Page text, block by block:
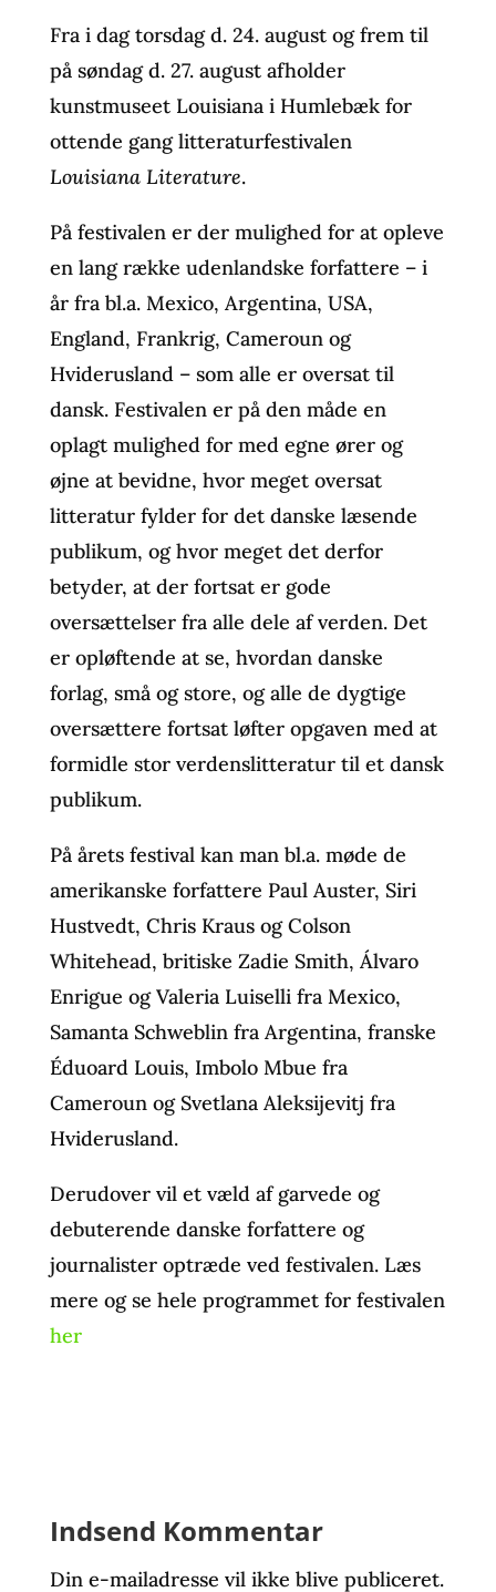
Fra i dag torsdag d. 24. august og frem til
på søndag d. 27. august afholder
kunstmuseet Louisiana i Humlebæk for
ottende gang litteraturfestivalen
Louisiana Literature.
På festivalen er der mulighed for at opleve
en lang række udenlandske forfattere – i
år fra bl.a. Mexico, Argentina, USA,
England, Frankrig, Cameroun og
Hviderusland – som alle er oversat til
dansk. Festivalen er på den måde en
oplagt mulighed for med egne ører og
øjne at bevidne, hvor meget oversat
litteratur fylder for det danske læsende
publikum, og hvor meget det derfor
betyder, at der fortsat er gode
oversættelser fra alle dele af verden. Det
er opløftende at se, hvordan danske
forlag, små og store, og alle de dygtige
oversættere fortsat løfter opgaven med at
formidle stor verdenslitteratur til et dansk
publikum.
På årets festival kan man bl.a. møde de
amerikanske forfattere Paul Auster, Siri
Hustvedt, Chris Kraus og Colson
Whitehead, britiske Zadie Smith, Álvaro
Enrigue og Valeria Luiselli fra Mexico,
Samanta Schweblin fra Argentina, franske
Éduoard Louis, Imbolo Mbue fra
Cameroun og Svetlana Aleksijevitj fra
Hviderusland.
Derudover vil et væld af garvede og
debuterende danske forfattere og
journalister optræde ved festivalen. Læs
mere og se hele programmet for festivalen
her
Indsend Kommentar
Din e-mailadresse vil ikke blive publiceret.